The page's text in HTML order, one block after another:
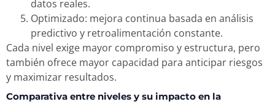
datos reales.
Optimizado: mejora continua basada en análisis
predictivo y retroalimentación constante.
Cada nivel exige mayor compromiso y estructura, pero
también ofrece mayor capacidad para anticipar riesgos
y maximizar resultados.
Comparativa entre niveles y su impacto en la